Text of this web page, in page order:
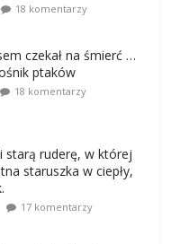
18 komentarzy
czekał na śmierć …
ptaków
18 komentarzy
starą ruderę, w której
staruszka w ciepły,
17 komentarzy